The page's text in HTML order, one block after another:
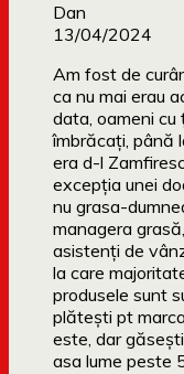
Dan
13/04/2024
Am fost de
ca nu mai erau
data, oameni cu
îmbrăcați, până
era d-l
excepția unei
nu grasa-
managera
asistenți de
la care
produsele sunt
plătești pt
este, dar
asa lume peste